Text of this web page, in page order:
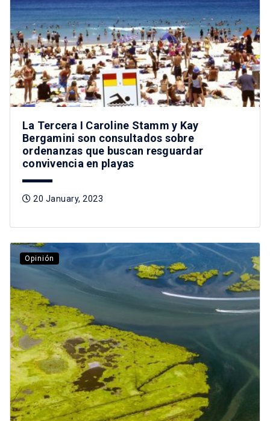
La Tercera I Caroline Stamm y Kay
Bergamini son consultados sobre
ordenanzas que buscan resguardar
convivencia en playas
20 January, 2023
Opinión